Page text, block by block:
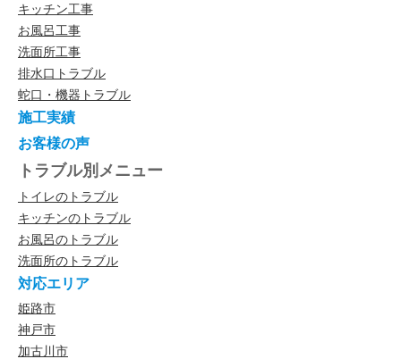
キッチン工事
お風呂工事
洗面所工事
排水口トラブル
蛇口・機器トラブル
施工実績
お客様の声
トラブル別メニュー
トイレのトラブル
キッチンのトラブル
お風呂のトラブル
洗面所のトラブル
対応エリア
姫路市
神戸市
加古川市